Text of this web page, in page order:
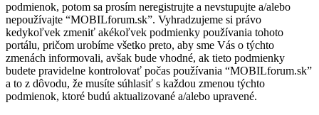
podmienok, potom sa prosím neregistrujte a nevstupujte a/alebo
nepoužívajte “MOBILforum.sk”. Vyhradzujeme si právo
kedykoľvek zmeniť akékoľvek podmienky používania tohoto
portálu, pričom urobíme všetko preto, aby sme Vás o týchto
zmenách informovali, avšak bude vhodné, ak tieto podmienky
budete pravidelne kontrolovať počas používania “MOBILforum.sk”
a to z dôvodu, že musíte súhlasiť s každou zmenou týchto
podmienok, ktoré budú aktualizované a/alebo upravené.